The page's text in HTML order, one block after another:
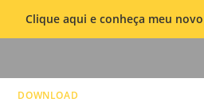
Clique aqui e conheça meu
DOWNLOAD